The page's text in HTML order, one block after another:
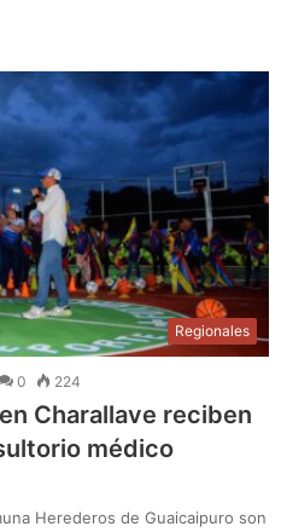
Regionales
0 224
Charallave reciben
médico
Herederos de Guaicaipuro son